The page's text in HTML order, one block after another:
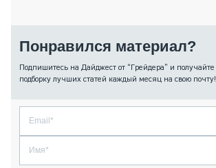
Понравился материал?
Подпишитесь на Дайджест от “Грейдера” и получайте
подборку лучших статей каждый месяц на свою почту!